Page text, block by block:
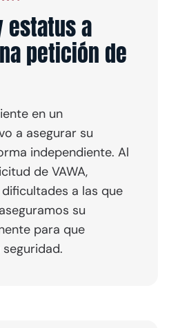
estatus a
petición de
en un
a asegurar su
independiente. Al
de VAWA,
a las que
su
para que